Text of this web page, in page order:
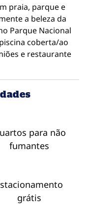
praia, parque e
a beleza da
Parque Nacional
coberta/ao
e restaurante
para não
fumantes
grátis